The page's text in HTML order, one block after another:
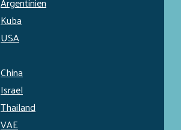
Kuba
USA
China
Israel
Thailand
VAE